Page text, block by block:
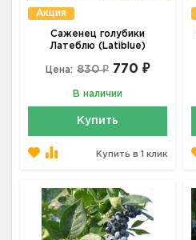
Акция
Саженец голубики
Латеблю (Latiblue)
Цена: 830 ₽ 770 ₽
В наличии
Купить
Купить в 1 клик